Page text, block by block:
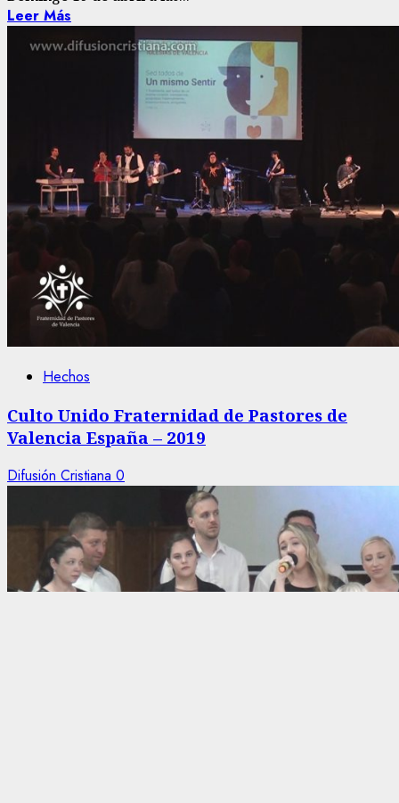
Leer Más
Hechos
Culto Unido Fraternidad de Pastores de
Valencia España – 2019
Difusión Cristiana 0